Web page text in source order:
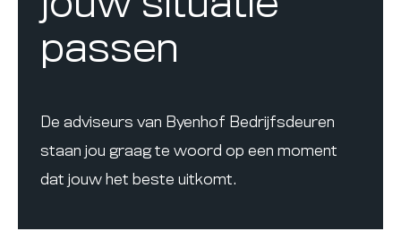
passen
De adviseurs van Byenhof Bedrijfsdeuren
staan jou graag te woord op een moment
dat jouw het beste uitkomt.